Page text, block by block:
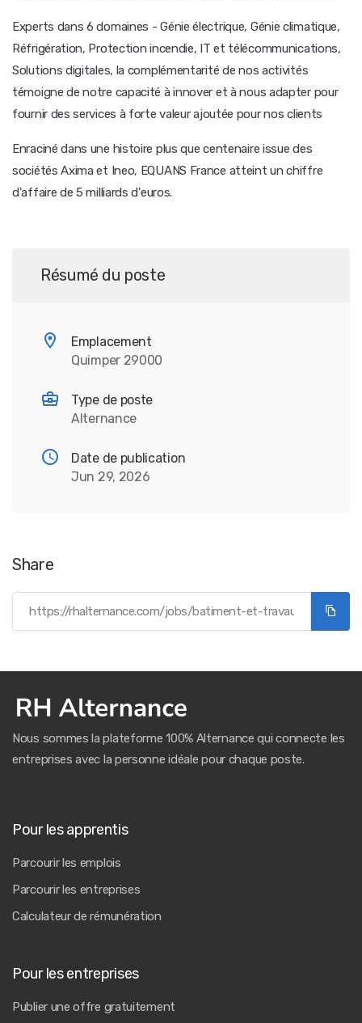
Experts dans 6 domaines - Génie électrique, Génie climatique,
Réfrigération, Protection incendie, IT et télécommunications,
Solutions digitales, la complémentarité de nos activités
témoigne de notre capacité à innover et à nous adapter pour
fournir des services à forte valeur ajoutée pour nos clients
Enraciné dans une histoire plus que centenaire issue des
sociétés Axima et Ineo, EQUANS France atteint un chiffre
d'affaire de 5 milliards d'euros.
Résumé du poste
Emplacement
Quimper 29000
Type de poste
Alternance
Date de publication
Jun 29, 2026
Share
Nous sommes la plateforme 100% Alternance qui connecte les
entreprises avec la personne idéale pour chaque poste.
Pour les apprentis
Parcourir les emplois
Parcourir les entreprises
Calculateur de rémunération
Pour les entreprises
Publier une offre gratuitement